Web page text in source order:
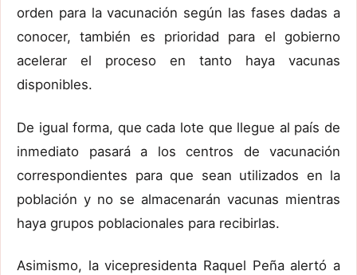
orden para la vacunación según las fases dadas a
conocer, también es prioridad para el gobierno
acelerar el proceso en tanto haya vacunas
disponibles.
De igual forma, que cada lote que llegue al país de
inmediato pasará a los centros de vacunación
correspondientes para que sean utilizados en la
población y no se almacenarán vacunas mientras
haya grupos poblacionales para recibirlas.
Asimismo, la vicepresidenta Raquel Peña alertó a